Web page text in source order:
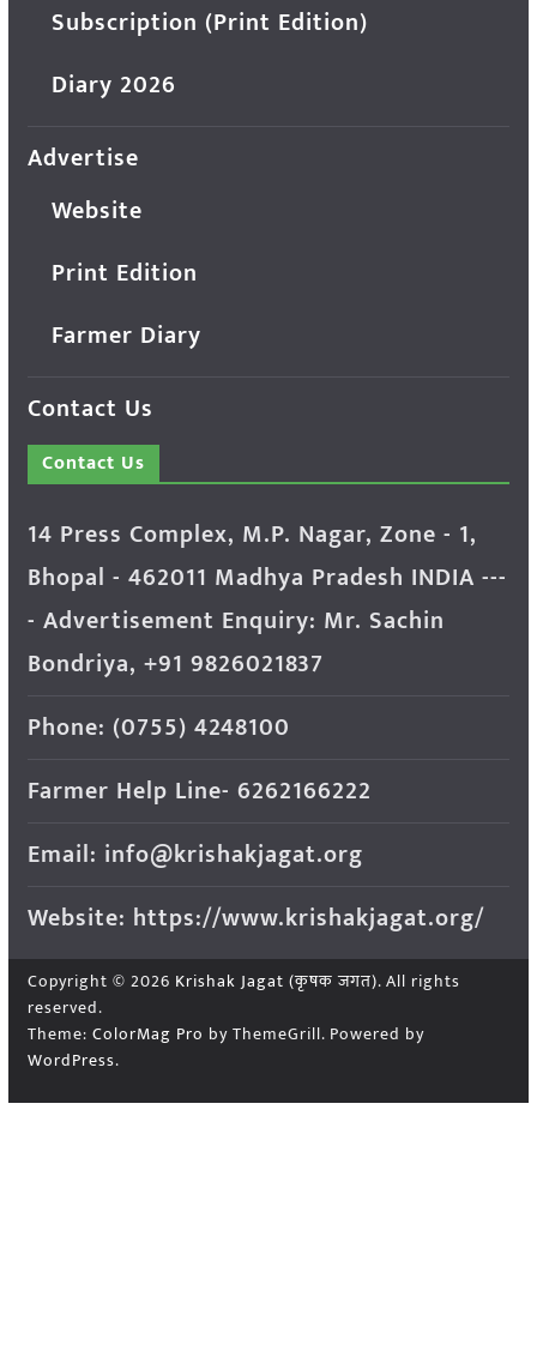
Subscription (Print Edition)
Diary 2026
Advertise
Website
Print Edition
Farmer Diary
Contact Us
Contact Us
14 Press Complex, M.P. Nagar, Zone - 1,
Bhopal - 462011 Madhya Pradesh INDIA ---
- Advertisement Enquiry: Mr. Sachin
Bondriya, +91 9826021837
Phone: (0755) 4248100
Farmer Help Line- 6262166222
Email: info@krishakjagat.org
Website: https://www.krishakjagat.org/
Copyright © 2026 Krishak Jagat (कृषक जगत). All rights
reserved.
Theme: ColorMag Pro by ThemeGrill. Powered by
WordPress.